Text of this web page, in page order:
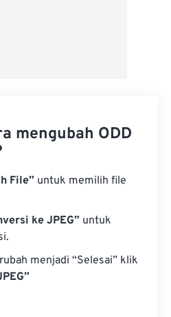
mengubah ODD
File” untuk memilih file
ke JPEG” untuk
menjadi “Selesai” klik